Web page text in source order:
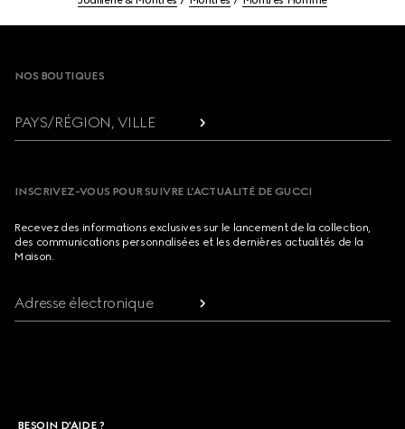
NOS BOUTIQUES
PAYS/RÉGION, VILLE
INSCRIVEZ-VOUS POUR SUIVRE L’ACTUALITÉ DE GUCCI
Recevez des informations exclusives sur le lancement de la collection,
des communications personnalisées et les dernières actualités de la
Maison.
Adresse électronique
BESOIN D'AIDE ?